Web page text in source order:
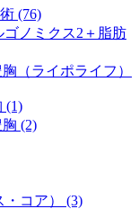
(76)
ノミクス2＋脂肪
（ライポライフ）
(1)
(2)
・コア） (3)